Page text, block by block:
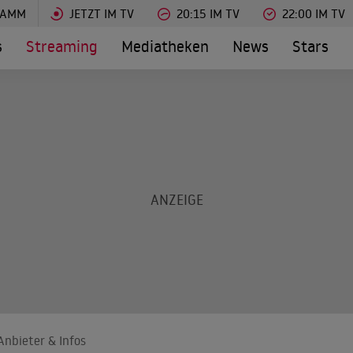
JETZT IM TV 20:15 IM TV 22:00 IM TV
Streaming Mediatheken News Stars
& Infos